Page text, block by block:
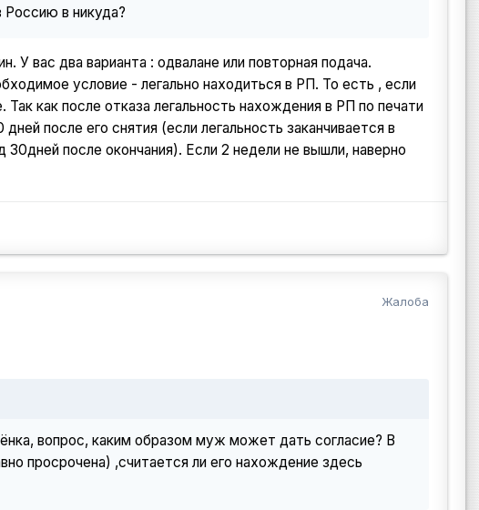
в никуда?
У вас два варианта : одвалане или повторная подача.
условие - легально находиться в РП. То есть , если
как после отказа легальность нахождения в РП по печати
после его снятия (если легальность заканчивается в
после окончания). Если 2 недели не вышли, наверно
Жалоба
вопрос, каким образом муж может дать согласие? В
просрочена) ,считается ли его нахождение здесь